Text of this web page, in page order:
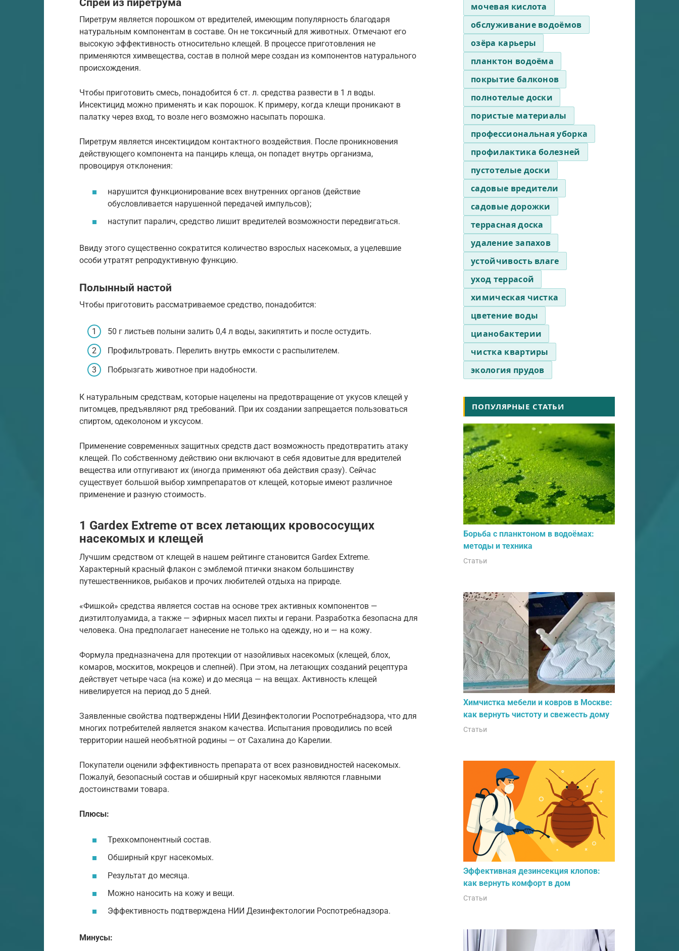
Спрей из пиретрума
Пиретрум является порошком от вредителей, имеющим популярность благодаря
натуральным компонентам в составе. Он не токсичный для животных. Отмечают его
высокую эффективность относительно клещей. В процессе приготовления не
применяются химвещества, состав в полной мере создан из компонентов натурального
происхождения.
Чтобы приготовить смесь, понадобится 6 ст. л. средства развести в 1 л воды.
Инсектицид можно применять и как порошок. К примеру, когда клещи проникают в
палатку через вход, то возле него возможно насыпать порошка.
Пиретрум является инсектицидом контактного воздействия. После проникновения
действующего компонента на панцирь клеща, он попадет внутрь организма,
провоцируя отклонения:
нарушится функционирование всех внутренних органов (действие
обусловливается нарушенной передачей импульсов);
наступит паралич, средство лишит вредителей возможности передвигаться.
Ввиду этого существенно сократится количество взрослых насекомых, а уцелевшие
особи утратят репродуктивную функцию.
Полынный настой
Чтобы приготовить рассматриваемое средство, понадобится:
50 г листьев полыни залить 0,4 л воды, закипятить и после остудить.
Профильтровать. Перелить внутрь емкости с распылителем.
Побрызгать животное при надобности.
К натуральным средствам, которые нацелены на предотвращение от укусов клещей у
питомцев, предъявляют ряд требований. При их создании запрещается пользоваться
спиртом, одеколоном и уксусом.
Применение современных защитных средств даст возможность предотвратить атаку
клещей. По собственному действию они включают в себя ядовитые для вредителей
вещества или отпугивают их (иногда применяют оба действия сразу). Сейчас
существует большой выбор химпрепаратов от клещей, которые имеют различное
применение и разную стоимость.
1 Gardex Extreme от всех летающих кровососущих
насекомых и клещей
Лучшим средством от клещей в нашем рейтинге становится Gardex Extreme.
Характерный красный флакон с эмблемой птички знаком большинству
путешественников, рыбаков и прочих любителей отдыха на природе.
«Фишкой» средства является состав на основе трех активных компонентов —
диэтилтолуамида, а также — эфирных масел пихты и герани. Разработка безопасна для
человека. Она предполагает нанесение не только на одежду, но и — на кожу.
Формула предназначена для протекции от назойливых насекомых (клещей, блох,
комаров, москитов, мокрецов и слепней). При этом, на летающих созданий рецептура
действует четыре часа (на коже) и до месяца — на вещах. Активность клещей
нивелируется на период до 5 дней.
Заявленные свойства подтверждены НИИ Дезинфектологии Роспотребнадзора, что для
многих потребителей является знаком качества. Испытания проводились по всей
территории нашей необъятной родины — от Сахалина до Карелии.
Покупатели оценили эффективность препарата от всех разновидностей насекомых.
Пожалуй, безопасный состав и обширный круг насекомых являются главными
достоинствами товара.
Плюсы:
Трехкомпонентный состав.
Обширный круг насекомых.
Результат до месяца.
Можно наносить на кожу и вещи.
Эффективность подтверждена НИИ Дезинфектологии Роспотребнадзора.
Минусы:
мочевая кислота
обслуживание водоёмов
озёра карьеры
планктон водоёма
покрытие балконов
полнотелые доски
пористые материалы
профессиональная уборка
профилактика болезней
пустотелые доски
садовые вредители
садовые дорожки
террасная доска
удаление запахов
устойчивость влаге
уход террасой
химическая чистка
цветение воды
цианобактерии
чистка квартиры
экология прудов
ПОПУЛЯРНЫЕ СТАТЬИ
Борьба с планктоном в водоёмах:
методы и техника
Статьи
Химчистка мебели и ковров в Москве:
как вернуть чистоту и свежесть дому
Статьи
Эффективная дезинсекция клопов:
как вернуть комфорт в дом
Статьи